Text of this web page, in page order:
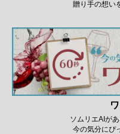
贈り手の想い
ソムリエAIが
今の気分にぴ